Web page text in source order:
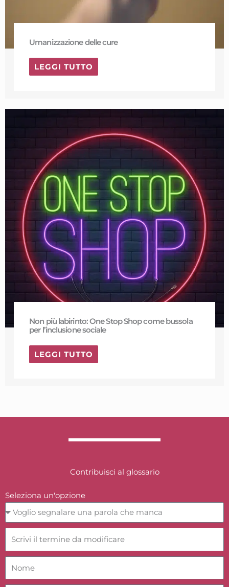
Umanizzazione delle cure
LEGGI TUTTO
Non più labirinto: One Stop Shop come bussola
per l’inclusione sociale
LEGGI TUTTO
Contribuisci al glossario
Seleziona un'opzione